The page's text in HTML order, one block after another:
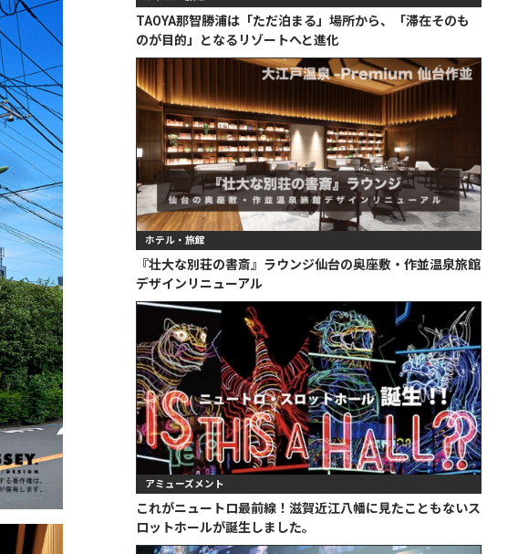
TAOYA那智勝浦は「ただ泊まる」場所から、「滞在そのも
のが目的」となるリゾートへと進化
ホテル・旅館
『壮大な別荘の書斎』ラウンジ仙台の奥座敷・作並温泉旅館
デザインリニューアル
アミューズメント
これがニュートロ最前線！滋賀近江八幡に見たこともないス
ロットホールが誕生しました。